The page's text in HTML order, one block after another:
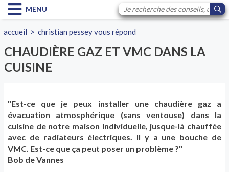
MENU
accueil >christian pessey vous répond
CHAUDIÈRE GAZ ET VMC DANS LA
CUISINE
"Est-ce que je peux installer une chaudière gaz a
évacuation atmosphérique (sans ventouse) dans la
cuisine de notre maison individuelle, jusque-là chauffée
avec de radiateurs électriques. Il y a une bouche de
VMC. Est-ce que ça peut poser un problème ?"
Bob de Vannes